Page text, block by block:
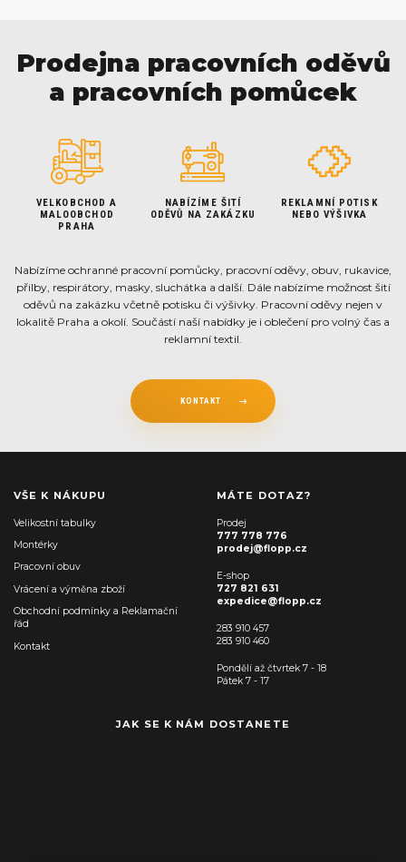
Prodejna pracovních oděvů
a pracovních pomůcek
VELKOBCHOD A
MALOOBCHOD
PRAHA
NABÍZÍME ŠITÍ
ODĚVŮ NA ZAKÁZKU
REKLAMNÍ POTISK
NEBO VÝŠIVKA
Nabízíme ochranné pracovní pomůcky, pracovní oděvy, obuv, rukavice,
přilby, respirátory, masky, sluchátka a další. Dále nabízíme možnost šití
oděvů na zakázku včetně potisku či výšivky. Pracovní oděvy nejen v
lokalitě Praha a okolí. Součástí naší nabídky je i oblečení pro volný čas a
reklamní textil.
KONTAKT
VŠE K NÁKUPU
Velikostní tabulky
Montérky
Pracovní obuv
Vrácení a výměna zboží
Obchodní podmínky a Reklamační
řád
Kontakt
MÁTE DOTAZ?
Prodej
777 778 776
prodej@flopp.cz
E-shop
727 821 631
expedice@flopp.cz
283 910 457
283 910 460
Pondělí až čtvrtek 7 - 18
Pátek 7 - 17
JAK SE K NÁM DOSTANETE